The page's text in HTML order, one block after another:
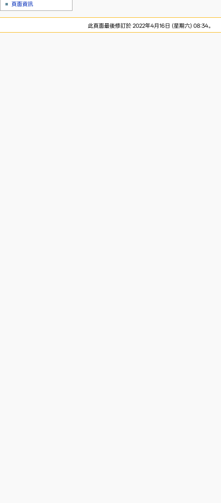
頁面資訊
此頁面最後修訂於 2022年4月16日 (星期六) 08:34。